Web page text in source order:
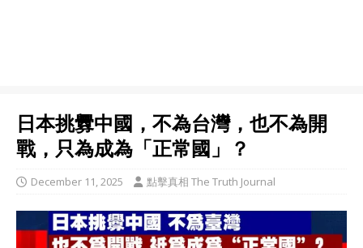
日本挑釁中國，不為台灣，也不為開
戰，只為成為「正常國」？
December 11, 2025 點擊真相 The Truth Journal